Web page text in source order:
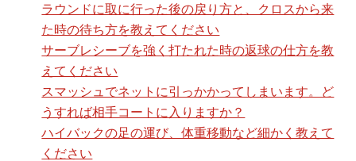
ラウンドに取に行った後の戻り方と、クロスから来
た時の待ち方を教えてください
サーブレシーブを強く打たれた時の返球の仕方を教
えてください
スマッシュでネットに引っかかってしまいます。ど
うすれば相手コートに入りますか？
ハイバックの足の運び、体重移動など細かく教えて
ください